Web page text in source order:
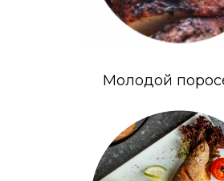
Молодой